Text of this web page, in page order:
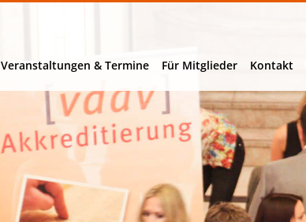
Veranstaltungen & Termine Für Mitglieder Kontakt